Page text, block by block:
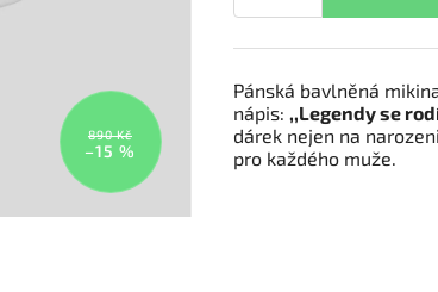
890 Kč
–15 %
Pánská bavlněná
nápis: ,,Legendy se
dárek nejen na
pro každého muže.